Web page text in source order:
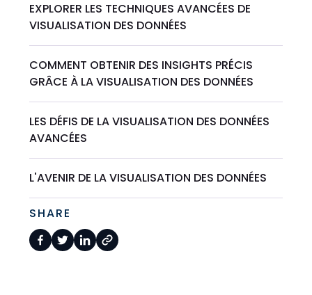
EXPLORER LES TECHNIQUES AVANCÉES DE
VISUALISATION DES DONNÉES
COMMENT OBTENIR DES INSIGHTS PRÉCIS
GRÂCE À LA VISUALISATION DES DONNÉES
LES DÉFIS DE LA VISUALISATION DES DONNÉES
AVANCÉES
L'AVENIR DE LA VISUALISATION DES DONNÉES
SHARE